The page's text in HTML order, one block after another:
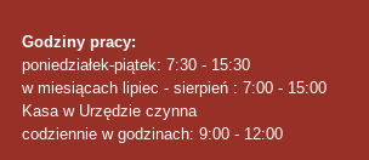
Godziny pracy:
poniedziałek-piątek: 7:30 - 15:30
w miesiącach lipiec - sierpień : 7:00 - 15:00
Kasa w Urzędzie czynna
codziennie w godzinach: 9:00 - 12:00